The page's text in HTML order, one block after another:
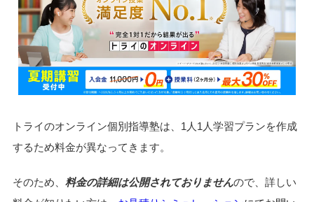
トライのオンライン個別指導塾は、1人1人学習プランを作成
するため料金が異なってきます。
そのため、 料金の詳細は公開されておりませんので、詳しい